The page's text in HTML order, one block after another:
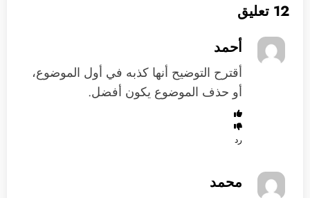
12 تعليق
أحمد
أقترح التوضيح أنها كذبه في أول الموضوع،
أو حذف الموضوع يكون أفضل.
رد
محمد